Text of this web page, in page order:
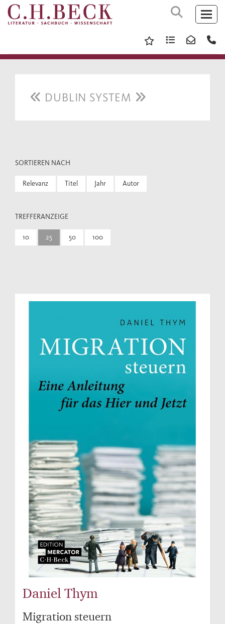
DUBLIN SYSTEM
SORTIEREN NACH
Relevanz Titel Jahr Autor
TREFFERANZEIGE
10 25 50 100
Daniel Thym
Migration steuern